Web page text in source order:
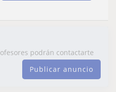
podrán contactarte
Publicar anuncio